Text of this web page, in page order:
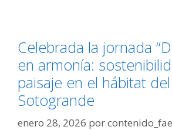
Celebrada la jornada
en armonía:
paisaje en el hábitat
Sotogrande
enero 28, 2026 por